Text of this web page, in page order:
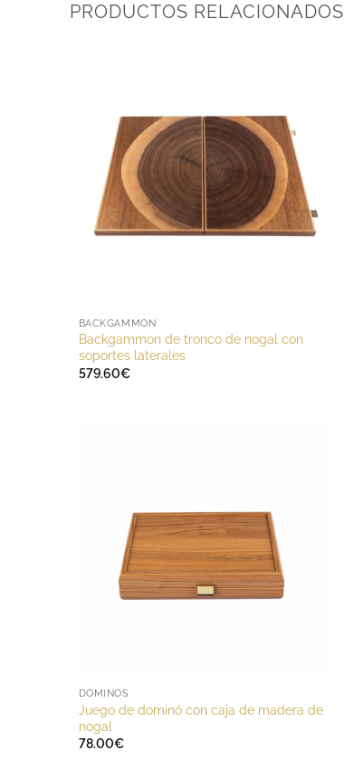
PRODUCTOS RELACIONADOS
BACKGAMMON
Backgammon de tronco de nogal con
soportes laterales
579.60€
DOMINOS
Juego de dominó con caja de madera de
nogal
78.00€